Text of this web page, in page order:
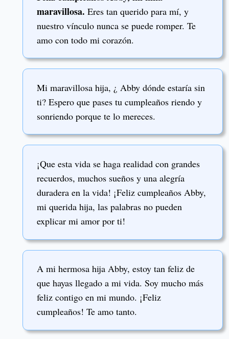
maravillosa. Eres tan querido para mí, y
nuestro vínculo nunca se puede romper. Te
amo con todo mi corazón.
Mi maravillosa hija, ¿ Abby dónde estaría sin
ti? Espero que pases tu cumpleaños riendo y
sonriendo porque te lo mereces.
¡Que esta vida se haga realidad con grandes
recuerdos, muchos sueños y una alegría
duradera en la vida! ¡Feliz cumpleaños Abby,
mi querida hija, las palabras no pueden
explicar mi amor por ti!
A mi hermosa hija Abby, estoy tan feliz de
que hayas llegado a mi vida. Soy mucho más
feliz contigo en mi mundo. ¡Feliz
cumpleaños! Te amo tanto.